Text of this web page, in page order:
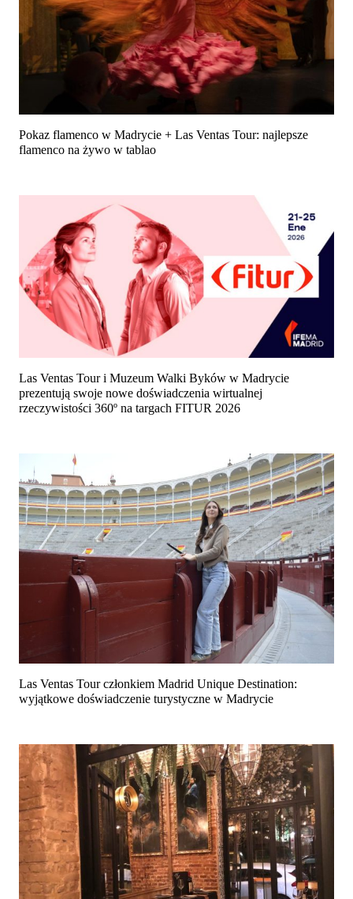
Pokaz flamenco w Madrycie + Las Ventas Tour: najlepsze
flamenco na żywo w tablao
Las Ventas Tour i Muzeum Walki Byków w Madrycie
prezentują swoje nowe doświadczenia wirtualnej
rzeczywistości 360º na targach FITUR 2026
Las Ventas Tour członkiem Madrid Unique Destination:
wyjątkowe doświadczenie turystyczne w Madrycie